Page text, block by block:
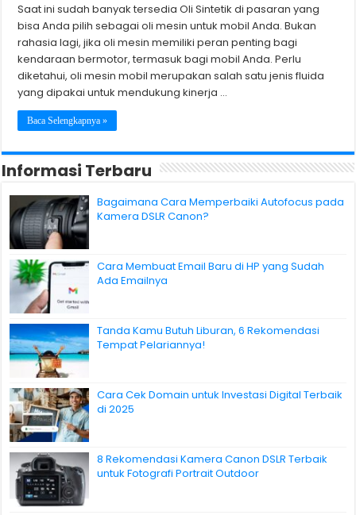
Saat ini sudah banyak tersedia Oli Sintetik di pasaran yang
bisa Anda pilih sebagai oli mesin untuk mobil Anda. Bukan
rahasia lagi, jika oli mesin memiliki peran penting bagi
kendaraan bermotor, termasuk bagi mobil Anda. Perlu
diketahui, oli mesin mobil merupakan salah satu jenis fluida
yang dipakai untuk mendukung kinerja …
Baca Selengkapnya »
Informasi Terbaru
Bagaimana Cara Memperbaiki Autofocus pada
Kamera DSLR Canon?
Cara Membuat Email Baru di HP yang Sudah
Ada Emailnya
Tanda Kamu Butuh Liburan, 6 Rekomendasi
Tempat Pelariannya!
Cara Cek Domain untuk Investasi Digital Terbaik
di 2025
8 Rekomendasi Kamera Canon DSLR Terbaik
untuk Fotografi Portrait Outdoor